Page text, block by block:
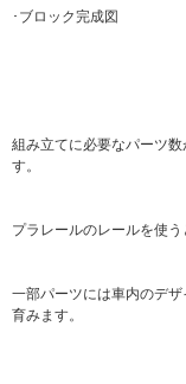
･ブロック完成図
組み立てに必要なパーツ
す。
プラレールのレールを使う
一部パーツには車内のデ
育みます。